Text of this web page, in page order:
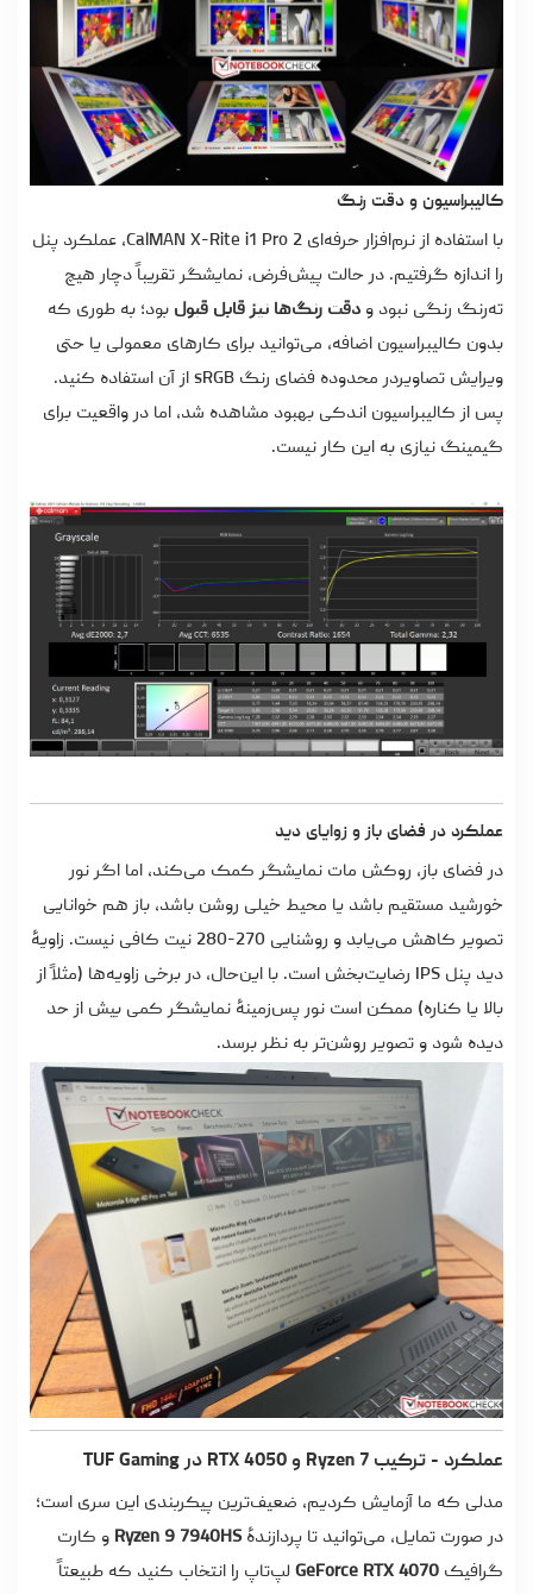
کالیبراسیون و دقت رنگ
با استفاده از نرم‌افزار حرفه‌ای CalMAN X-Rite i1 Pro 2، عملکرد پنل
را اندازه گرفتیم. در حالت پیش‌فرض، نمایشگر تقریباً دچار هیچ
ته‌رنگ رنگی نبود و دقت رنگ‌ها نیز قابل‌ قبول بود؛ به‌ طوری‌ که
بدون کالیبراسیون اضافه، می‌توانید برای کارهای معمولی یا حتی
ویرایش تصاویردر محدوده فضای رنگ sRGB از آن استفاده کنید.
پس از کالیبراسیون اندکی بهبود مشاهده شد، اما در واقعیت برای
گیمینگ نیازی به این کار نیست.
عملکرد در فضای باز و زوایای دید
در فضای باز، روکش مات نمایشگر کمک می‌کند، اما اگر نور
خورشید مستقیم باشد یا محیط خیلی روشن باشد، باز هم خوانایی
تصویر کاهش می‌یابد و روشنایی 270-280 نیت کافی نیست. زاویۀ
دید پنل IPS رضایت‌بخش است. با این‌حال، در برخی زاویه‌ها (مثلاً از
بالا یا کناره) ممکن است نور پس‌زمینۀ نمایشگر کمی بیش از حد
دیده شود و تصویر روشن‌تر به‌ نظر برسد.
عملکرد - ترکیب Ryzen 7 و RTX 4050 در TUF Gaming
مدلی که ما آزمایش کردیم، ضعیف‌ترین پیکربندی این سری است؛
در صورت تمایل، می‌توانید تا پردازندۀRyzen 9 7940HS و کارت
گرافیک GeForce RTX 4070 لپ‌تاپ را انتخاب کنید که طبیعتاً